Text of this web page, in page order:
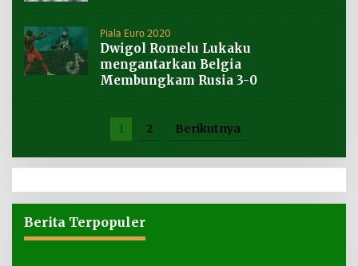
Piala Euro 2020
Dwigol Romelu Lukaku
mengantarkan Belgia
Membungkam Rusia 3-0
1 2 Berikutnya
Berita Terpopuler